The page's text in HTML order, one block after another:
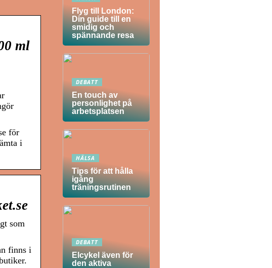
ml
för
i
som
finns i
Flyg till London:
Din guide till en
smidig och
spännande resa
DEBATT
En touch av
personlighet på
arbetsplatsen
HÄLSA
Tips för att hålla
igång
träningsrutinen
DEBATT
Elcykel även för
den aktiva